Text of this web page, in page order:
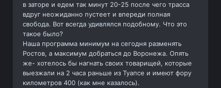
в заторе и едем так минут 20-25 после чего трасса
вдруг неожиданно пустеет и впереди полная
свобода. Вот всегда удивлялся подобному. Что это
такое было?
Наша программа минимум на сегодня разменять
Ростов, а максимум добраться до Воронежа. Опять
же- хотелось бы нагнать своих товарищей, которые
выезжали на 2 часа раньше из Туапсе и имеют фору
километров 400 (как мне казалось).